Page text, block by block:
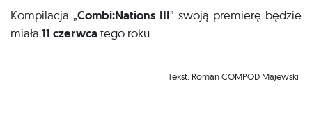
Kompilacja „Combi:Nations III” swoją premierę będzie
miała 11 czerwcatego roku.
Tekst: Roman COMPOD Majewski